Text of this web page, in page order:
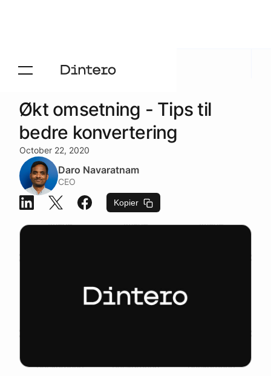
Aktuelt Blogg
Økt omsetning - Tips til
bedre konvertering
October 22, 2020
Daro Navaratnam
CEO
Kopier